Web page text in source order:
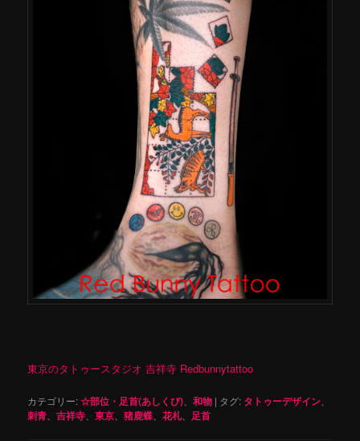
東京のタトゥースタジオ 吉祥寺 Redbunnytattoo
カテゴリー:☆部位・足首(あしくび) 、和物 | タグ: タトゥーデザイン
刺青 、吉祥寺 、東京 、猪鹿蝶 、花札、 足首